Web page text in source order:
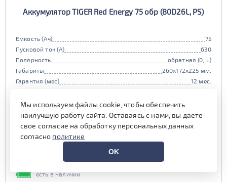
Аккумулятор TIGER Red Energy 75 обр (80D26L, PS)
Емкость (Ач)
75
Пусковой ток (А)
630
Полярность
обратная (0, L)
Габариты
260x172x225 мм.
Гарантия (мес)
12 мес.
при обмене старой АКБ
аналогичного типоразмера
33 000 AMD.
есть в наличии
Мы используем файлы cookie, чтобы обеспечить
наилучшую работу сайта. Оставаясь с нами, вы даёте
свое согласие на обработку персональных данных
согласно политике
OK